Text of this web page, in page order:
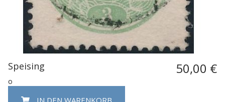
Speising 50,00 €
o
IN DEN WARENKORB